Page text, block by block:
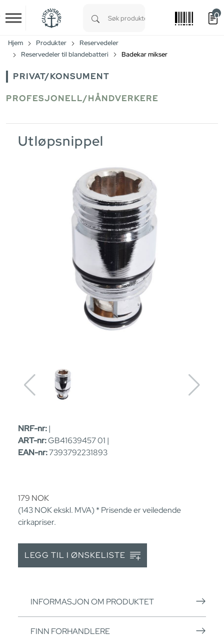
Skip to main content
0
Hjem Produkter
Reservedeler
Reservedeler til blandebatteri
Badekar mikser
PRIVAT/KONSUMENT
PROFESJONELL/HÅNDVERKERE
Utløpsnippel
NRF-nr:|
ART-nr:GB41639457 01 |
EAN-nr:7393792231893
179 NOK
(143NOKekskl. MVA) * Prisende er veiledende
cirkapriser.
LEGG TIL I ØNSKELISTE
INFORMASJON OM PRODUKTET
FINN FORHANDLERE